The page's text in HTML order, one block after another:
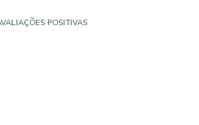
DE EXCELENTES FABRICANTES